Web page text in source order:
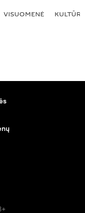
VISUOMENĖ KULTŪRA